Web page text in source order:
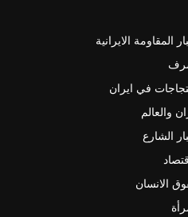
المقاومة الايرانية
في ايران
والعالم
الشارع
الانسان